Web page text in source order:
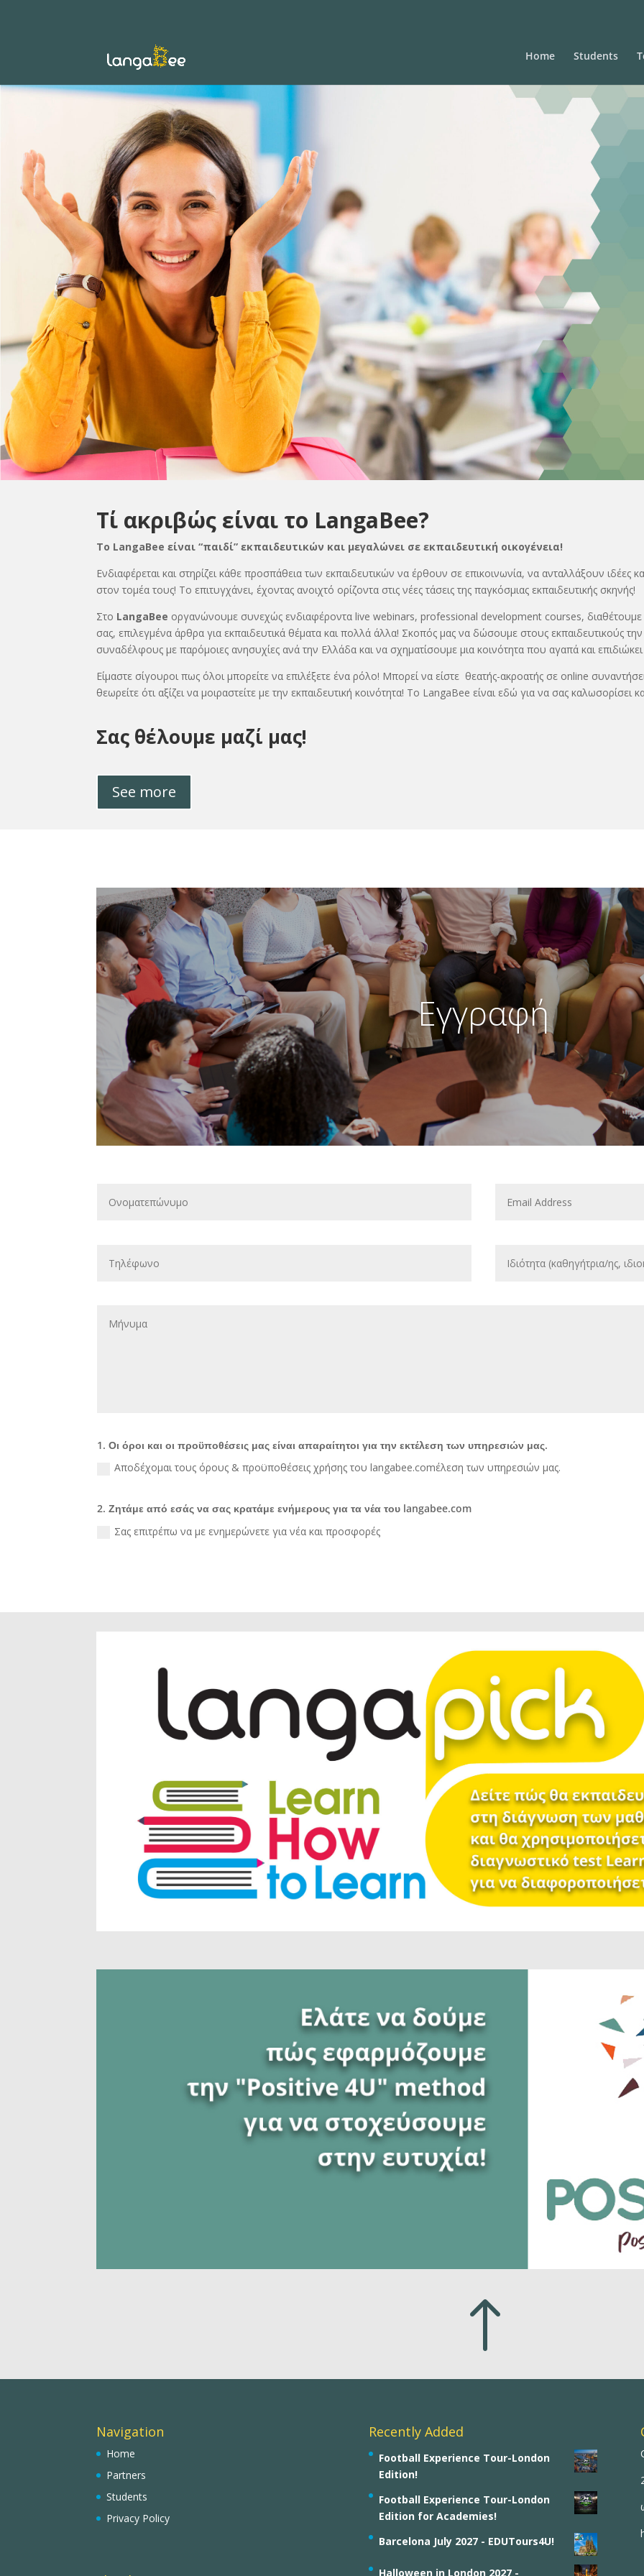
Home Students
Τί ακριβώς είναι το LangaBee?
Το LangaΒee είναι “παιδί” εκπαιδευτικών και μεγαλώνει σε εκπαιδευτική οικογένεια!
Ενδιαφέρεται και στηρίζει κάθε προσπάθεια των εκπαιδευτικών να έρθουν σε επικοινωνία, να ανταλλάξουν ιδέες
στον τομέα τους! Το επιτυγχάνει, έχοντας ανοιχτό ορίζοντα στις νέες τάσεις της παγκόσμιας εκπαιδευτικής σκηνής!
Στο LangaΒee οργανώνουμε συνεχώς ενδιαφέροντα live webinars, professional development courses, διαθέτουμε
σας, επιλεγμένα άρθρα για εκπαιδευτικά θέματα και πολλά άλλα! Σκοπός μας να δώσουμε στους εκπαιδευτικούς
συναδέλφους με παρόμοιες ανησυχίες ανά την Ελλάδα και να σχηματίσουμε μια κοινότητα που αγαπά και
Είμαστε σίγουροι πως όλοι μπορείτε να επιλέξετε ένα ρόλο! Μπορεί να είστε θεατής-ακροατής σε online
θεωρείτε ότι αξίζει να μοιραστείτε με την εκπαιδευτική κοινότητα! Το LangaΒee είναι εδώ για να σας καλωσορίσει
Σας θέλουμε μαζί μας!
See more
Εγγραφή
1. Οι όροι και οι προϋποθέσεις μας είναι απαραίτητοι για την εκτέλεση των υπηρεσιών μας.
Αποδέχομαι τους όρους & προϋποθέσεις χρήσης του langabee.comέλεση των υπηρεσιών μας.
2. Ζητάμε από εσάς να σας κρατάμε ενήμερους για τα νέα του langabee.com
Σας επιτρέπω να με ενημερώνετε για νέα και προσφορές
!
Navigation
Home
Partners
Students
Privacy Policy
Recently Added
Football Experience Tour-London
Edition!
Football Experience Tour-London
Edition for Academies!
Barcelona July 2027 - EDUTours4U!
Halloween in London 2027 -